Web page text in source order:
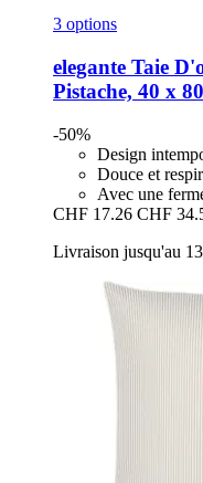
3 options
elegante Taie
Pistache, 40 x
-50%
Design
Douce et
Avec une
CHF 17.26 CHF
Livraison jusqu'au